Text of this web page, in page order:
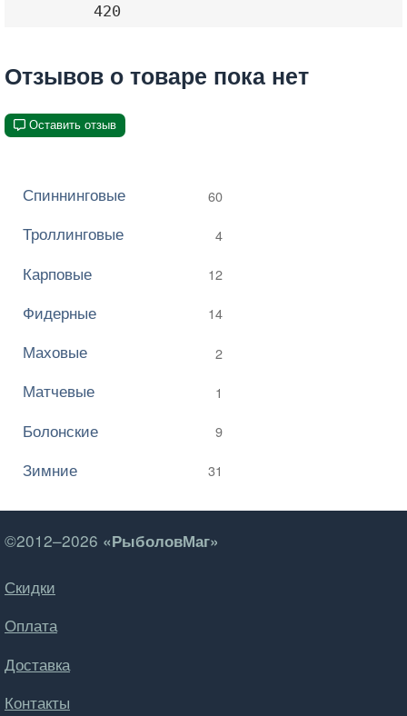
420
Отзывов о товаре пока нет
Оставить отзыв
Спиннинговые 60
Троллинговые 4
Карповые 12
Фидерные 14
Маховые 2
Матчевые 1
Болонские 9
Зимние 31
©2012–2026 «РыболовМаг»
Скидки
Оплата
Доставка
Контакты